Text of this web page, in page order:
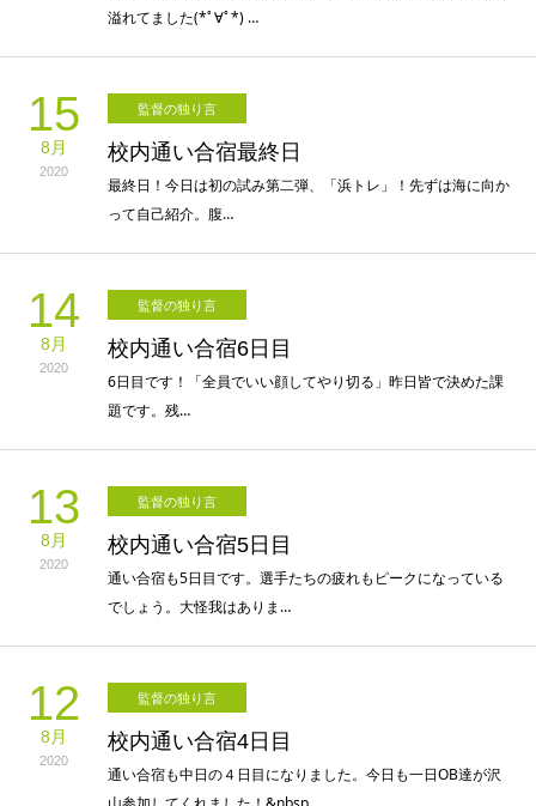
溢れてました(*ﾟ∀ﾟ*) …
15
8月
2020
監督の独り言
校内通い合宿最終日
最終日！今日は初の試み第二弾、「浜トレ」！先ずは海に向か
って自己紹介。腹…
14
8月
2020
監督の独り言
校内通い合宿6日目
6日目です！「全員でいい顔してやり切る」昨日皆で決めた課
題です。残…
13
8月
2020
監督の独り言
校内通い合宿5日目
通い合宿も5日目です。選手たちの疲れもピークになっている
でしょう。大怪我はありま…
12
8月
2020
監督の独り言
校内通い合宿4日目
通い合宿も中日の４日目になりました。今日も一日OB達が沢